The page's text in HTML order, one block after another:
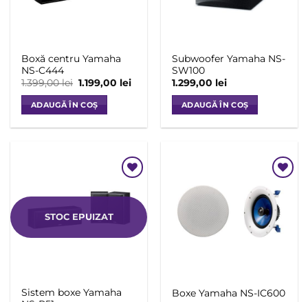
produsului.
Boxă centru Yamaha
NS-C444
1.399,00lei Prețul
inițial
a
fost:
1.399,00 lei.
1.199,00 leiPrețul
1.199,00 lei.
ADAUGĂ ÎN COȘ
Subwoofer Yamaha NS-
SW100
1.299,00 lei
ADAUGĂ ÎN COȘ
Wishlist
STOC EPUIZAT
Sistem boxe Yamaha
Add to
Wishlist
Boxe Yamaha NS-IC600